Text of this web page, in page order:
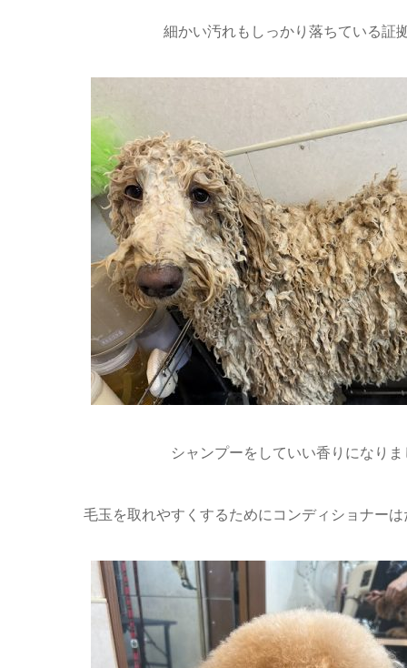
細かい汚れもしっかり落ちている証
シャンプーをしていい香りになり
毛玉を取れやすくするためにコンディショナー